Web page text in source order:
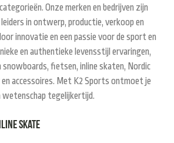
Onze merken en bedrijven zijn
in ontwerp, productie, verkoop en
innovatie en een passie voor de sport en
en authentieke levensstijl ervaringen,
snowboards, fietsen, inline skaten, Nordic
accessoires. Met K2 Sports ontmoet je
wetenschap tegelijkertijd.
Skate